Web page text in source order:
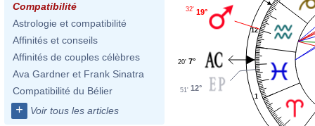
Compatibilité
Astrologie et compatibilité
Affinités et conseils
Affinités de couples célèbres
Ava Gardner et Frank Sinatra
Compatibilité du Bélier
+ Voir tous les articles
1
12
19°
32'
7°
20'
12°
51'